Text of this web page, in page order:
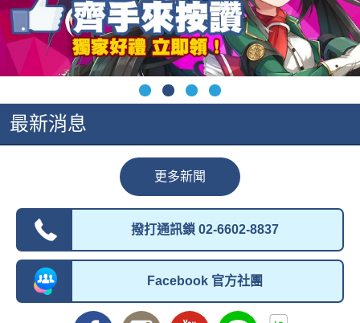
最新消息
更多新聞
撥打通訊鎖 02-6602-8837
Facebook 官方社團